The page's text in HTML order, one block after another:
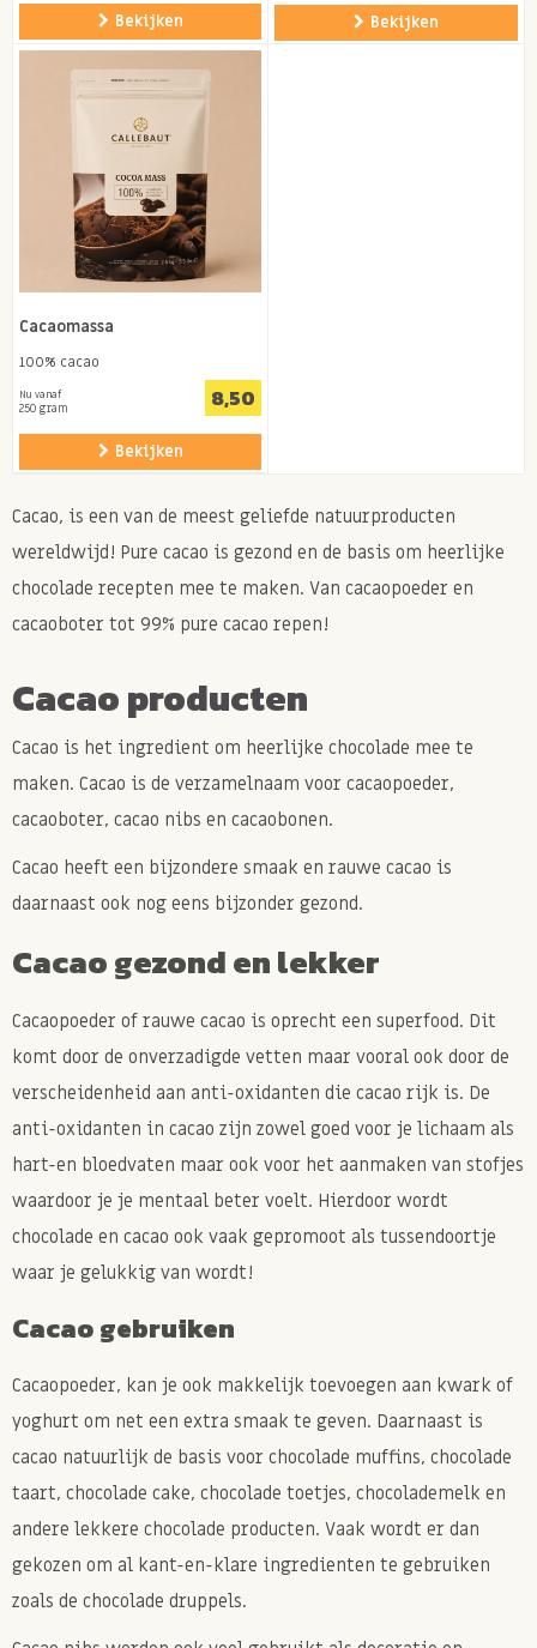
Bekijken Bekijken
Cacaomassa
100% cacao
Nu vanaf
250 gram 8,50
Bekijken
Cacao, is een van de meest geliefde natuurproducten
wereldwijd! Pure cacao is gezond en de basis om heerlijke
chocolade recepten mee te maken. Van cacaopoeder en
cacaoboter tot 99% pure cacao repen!
Cacao producten
Cacao is het ingredient om heerlijke chocolade mee te
maken. Cacao is de verzamelnaam voor cacaopoeder,
cacaoboter, cacao nibs en cacaobonen.
Cacao heeft een bijzondere smaak en rauwe cacao is
daarnaast ook nog eens bijzonder gezond.
Cacao gezond en lekker
Cacaopoeder of rauwe cacao is oprecht een superfood. Dit
komt door de onverzadigde vetten maar vooral ook door de
verscheidenheid aan anti-oxidanten die cacao rijk is. De
anti-oxidanten in cacao zijn zowel goed voor je lichaam als
hart-en bloedvaten maar ook voor het aanmaken van stofjes
waardoor je je mentaal beter voelt. Hierdoor wordt
chocolade en cacao ook vaak gepromoot als tussendoortje
waar je gelukkig van wordt!
Cacao gebruiken
Cacaopoeder, kan je ook makkelijk toevoegen aan kwark of
yoghurt om net een extra smaak te geven. Daarnaast is
cacao natuurlijk de basis voor chocolade muffins, chocolade
taart, chocolade cake, chocolade toetjes, chocolademelk en
andere lekkere chocolade producten. Vaak wordt er dan
gekozen om al kant-en-klare ingredienten te gebruiken
zoals de chocolade druppels.